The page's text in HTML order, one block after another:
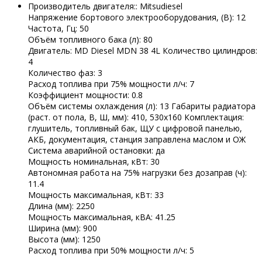
Производитель двигателя:: Mitsudiesel
Напряжение бортового электрооборудования, (В): 12
Частота, Гц: 50
Объём топливного бака (л): 80
Двигатель: MD Diesel MDN 38 4L Количество цилиндров:
4
Количество фаз: 3
Расход топлива при 75% мощности л/ч: 7
Коэффициент мощности: 0.8
Объём системы охлаждения (л): 13 Габариты радиатора
(раст. от пола, В, Ш, мм): 410, 530х160 Комплектация:
глушитель, топливный бак, ЩУ с цифровой панелью,
АКБ, документация, станция заправлена маслом и ОЖ
Система аварийной остановки: да
Мощность номинальная, кВт: 30
Автономная работа на 75% нагрузки без дозаправ (ч):
11.4
Мощность максимальная, кВт: 33
Длина (мм): 2250
Мощность максимальная, кВА: 41.25
Ширина (мм): 900
Высота (мм): 1250
Расход топлива при 50% мощности л/ч: 5